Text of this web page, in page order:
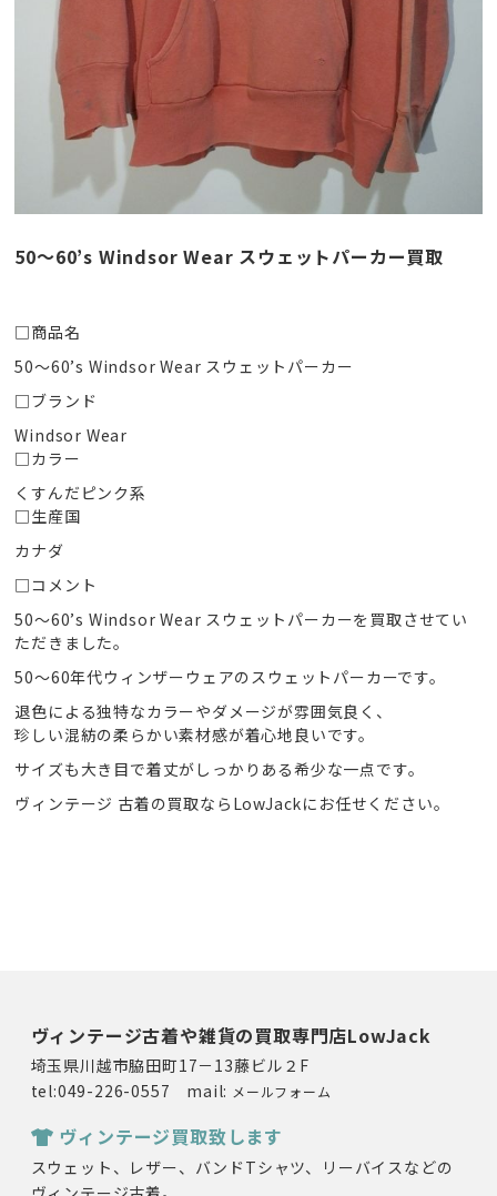
50〜60’s Windsor Wear スウェットパーカー買取
□商品名
50〜60’s Windsor Wear スウェットパーカー
□ブランド
Windsor Wear
□カラー
くすんだピンク系
□生産国
カナダ
□コメント
50〜60’s Windsor Wear スウェットパーカーを買取させてい
ただきました。
50〜60年代ウィンザーウェアのスウェットパーカーです。
退色による独特なカラーやダメージが雰囲気良く、
珍しい混紡の柔らかい素材感が着心地良いです。
サイズも大き目で着丈がしっかりある希少な一点です。
ヴィンテージ 古着の買取ならLowJackにお任せください。
ヴィンテージ古着や雑貨の買取専門店LowJack
埼玉県川越市脇田町17－13藤ビル２F
tel:049-226-0557 mail: メールフォーム
ヴィンテージ買取致します
スウェット、レザー、バンドTシャツ、リーバイスなどの